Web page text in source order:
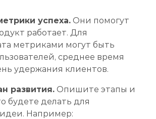
успеха. Они помогут
работает. Для
метриками могут быть
среднее время
удержания клиентов.
развития. Опишите этапы и
будете делать для
Например: